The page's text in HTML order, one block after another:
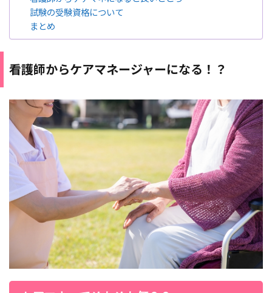
試験の受験資格について
まとめ
看護師からケアマネージャーになる！？